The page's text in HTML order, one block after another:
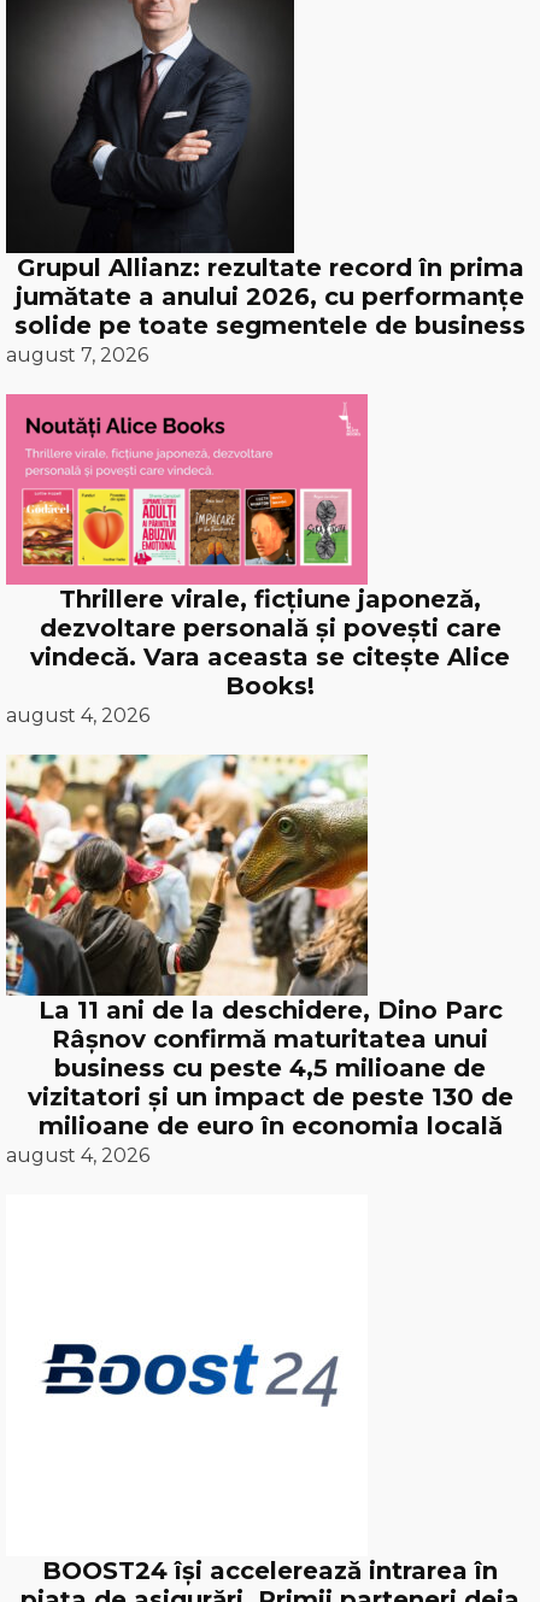
Grupul Allianz: rezultate record în prima
jumătate a anului 2026, cu performanțe
solide pe toate segmentele de business
august 7, 2026
Thrillere virale, ficțiune japoneză,
dezvoltare personală și povești care
vindecă. Vara aceasta se citește Alice
Books!
august 4, 2026
La 11 ani de la deschidere, Dino Parc
Râșnov confirmă maturitatea unui
business cu peste 4,5 milioane de
vizitatori și un impact de peste 130 de
milioane de euro în economia locală
august 4, 2026
BOOST24 își accelerează intrarea în